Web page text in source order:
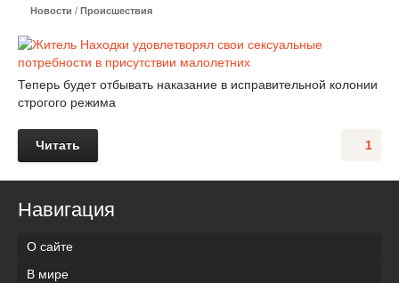
Новости / Происшествия
Теперь будет отбывать наказание в исправительной колонии
строгого режима
1
Читать
Навигация
О сайте
В мире